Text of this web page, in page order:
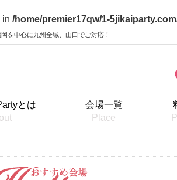
in /home/premier17qw/1-
を中心に九州全域、山口でご対応！
とは
会場一覧
Place